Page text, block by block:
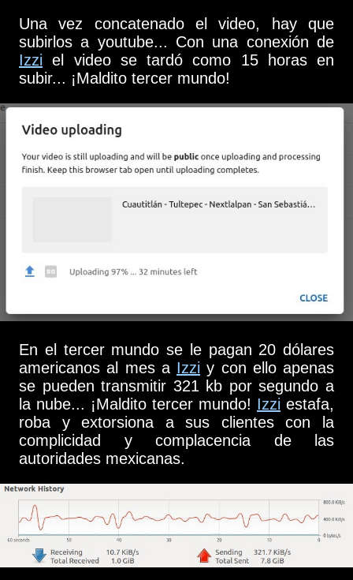
Una vez concatenado el video, hay que
subirlos a youtube... Con una conexión de
Izzi el video se tardó como 15 horas en
subir... ¡Maldito tercer mundo!
En el tercer mundo se le pagan 20 dólares
americanos al mes a Izzi y con ello apenas
se pueden transmitir 321 kb por segundo a
la nube... ¡Maldito tercer mundo! Izzi estafa,
roba y extorsiona a sus clientes con la
complicidad y complacencia de las
autoridades mexicanas.